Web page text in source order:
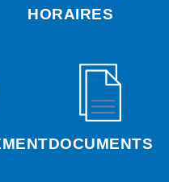
HORAIRES
DOCUMENTS